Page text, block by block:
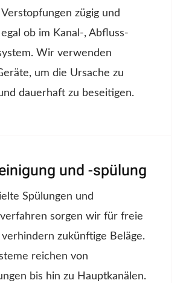
zügig und
ob im Kanal-, Abfluss-
Wir verwenden
um die Ursache zu
dauerhaft zu beseitigen.
und -spülung
Spülungen und
sorgen wir für freie
verhindern zukünftige Beläge.
reichen von
bis hin zu Hauptkanälen.